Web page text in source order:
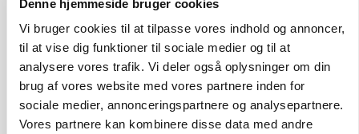
Denne hjemmeside bruger cookies
Vi bruger cookies til at tilpasse vores indhold og annoncer,
til at vise dig funktioner til sociale medier og til at
analysere vores trafik. Vi deler også oplysninger om din
brug af vores website med vores partnere inden for
sociale medier, annonceringspartnere og analysepartnere.
Vores partnere kan kombinere disse data med andre
Loading...